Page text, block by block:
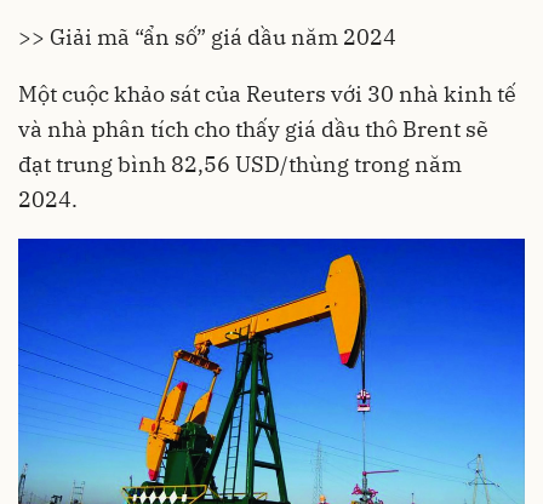
>> Giải mã “ẩn số” giá dầu năm 2024
Một cuộc khảo sát của Reuters với 30 nhà kinh tế
và nhà phân tích cho thấy giá dầu thô Brent sẽ
đạt trung bình 82,56 USD/thùng trong năm
2024.